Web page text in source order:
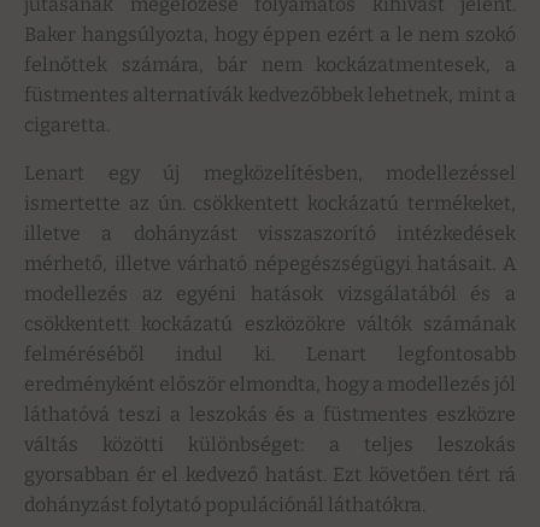
Baker hangsúlyozta, hogy éppen ezért a le nem szokó
felnőttek számára, bár nem kockázatmentesek, a
füstmentes alternatívák kedvezőbbek lehetnek, mint a
cigaretta.
Lenart egy új megközelítésben, modellezéssel
ismertette az ún. csökkentett kockázatú termékeket,
illetve a dohányzást visszaszorító intézkedések
mérhető, illetve várható népegészségügyi hatásait. A
modellezés az egyéni hatások vizsgálatából és a
csökkentett kockázatú eszközökre váltók számának
felméréséből indul ki. Lenart legfontosabb
eredményként először elmondta, hogy a modellezés jól
láthatóvá teszi a leszokás és a füstmentes eszközre
váltás közötti különbséget: a teljes leszokás
gyorsabban ér el kedvező hatást. Ezt követően tért rá
dohányzást folytató populációnál láthatókra.